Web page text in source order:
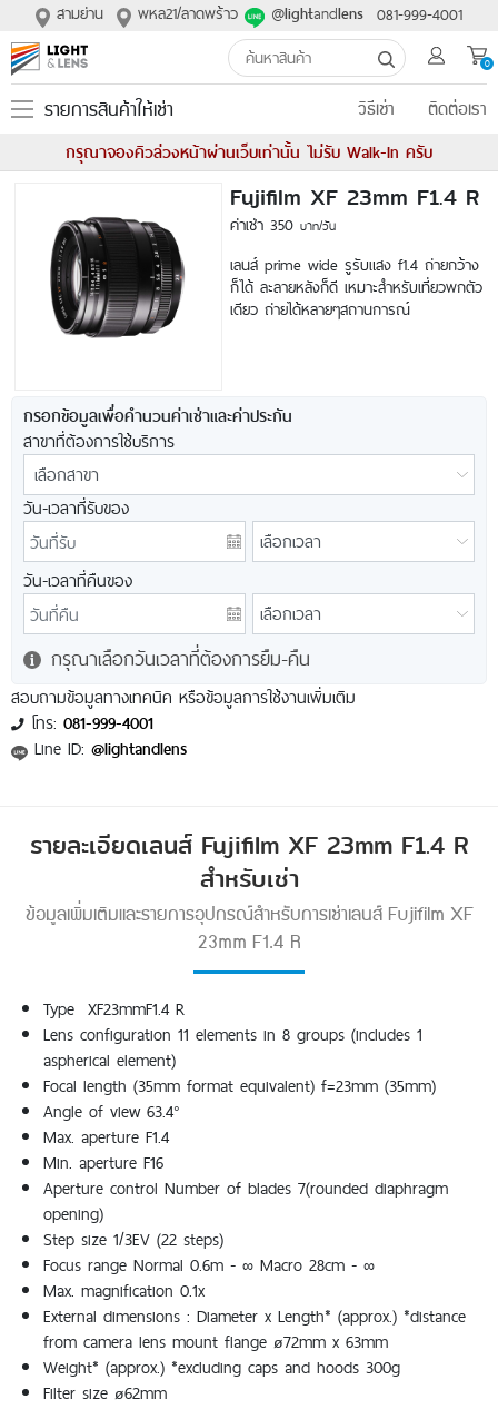
สามย่าน พหล21/ลาดพร้าว @lightandlens 081-999-4001
0
รายการสินค้าให้เช่า วิธีเช่า ติดต่อเรา
กรุณาจองคิวล่วงหน้าผ่านเว็บเท่านั้น ไม่รับ Walk-In ครับ
Fujifilm XF 23mm F1.4 R
ค่าเช่า 350 บาท/วัน
เลนส์ prime wide รูรับแสง f1.4 ถ่ายกว้าง
ก็ได้ ละลายหลังก็ดี เหมาะสำหรับเที่ยวพกตัว
เดียว ถ่ายได้หลายๆสถานการณ์
กรอกข้อมูลเพื่อคำนวนค่าเช่าและค่าประกัน
สาขาที่ต้องการใช้บริการ
วัน-เวลาที่รับของ
วัน-เวลาที่คืนของ
กรุณาเลือกวันเวลาที่ต้องการยืม-คืน
สอบถามข้อมูลทางเทคนิค หรือข้อมูลการใช้งานเพิ่มเติม
โทร: 081-999-4001
Line ID: @lightandlens
รายละเอียดเลนส์ Fujifilm XF 23mm F1.4 R
สำหรับเช่า
ข้อมูลเพิ่มเติมและรายการอุปกรณ์สำหรับการเช่าเลนส์ Fujifilm XF
23mm F1.4 R
Type XF23mmF1.4 R
Lens configuration 11 elements in 8 groups (includes 1
aspherical element)
Focal length (35mm format equivalent) f=23mm (35mm)
Angle of view 63.4°
Max. aperture F1.4
Min. aperture F16
Aperture control Number of blades 7(rounded diaphragm
opening)
Step size 1/3EV (22 steps)
Focus range Normal 0.6m - ∞ Macro 28cm - ∞
Max. magnification 0.1x
External dimensions : Diameter x Length* (approx.) *distance
from camera lens mount flange ø72mm x 63mm
Weight* (approx.) *excluding caps and hoods 300g
Filter size ø62mm